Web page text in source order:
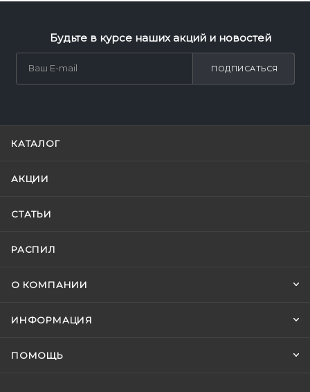
Будьте в курсе наших акций и новостей
ПОДПИСАТЬСЯ
КАТАЛОГ
АКЦИИ
СТАТЬИ
РАСПИЛ
О КОМПАНИИ
ИНФОРМАЦИЯ
ПОМОЩЬ